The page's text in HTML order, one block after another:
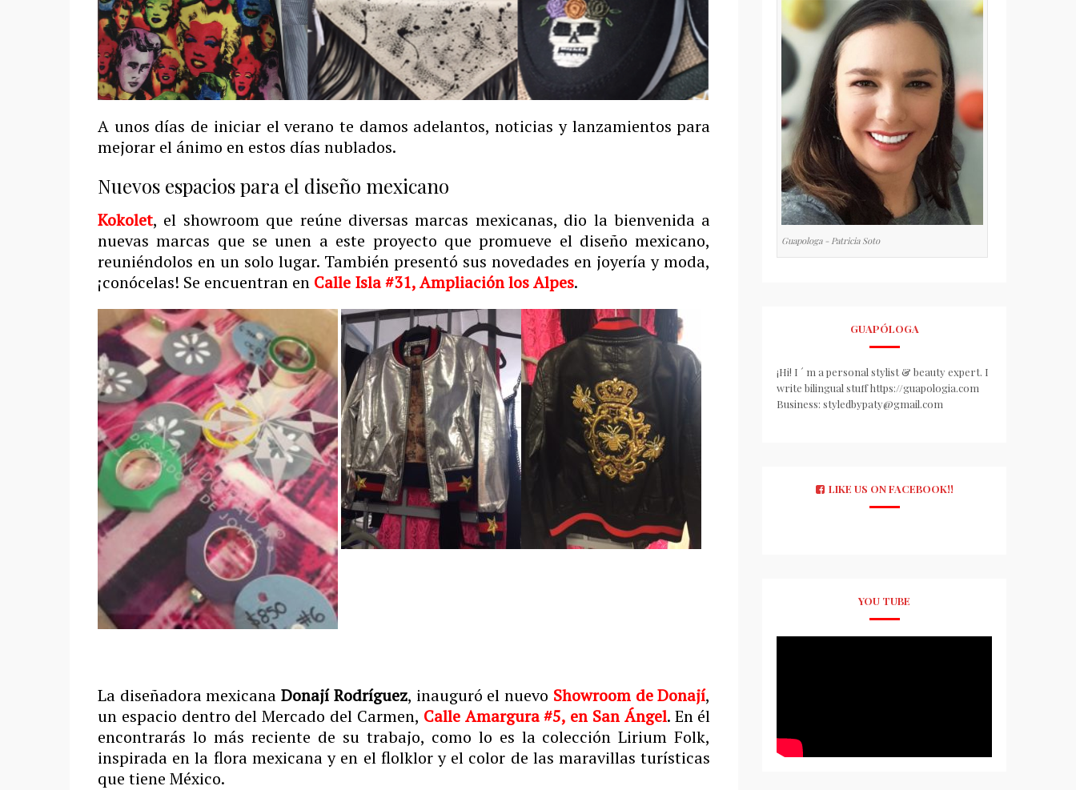
A unos días de iniciar el verano te damos adelantos, noticias y lanzamientos para
mejorar el ánimo en estos días nublados.
Nuevos espacios para el diseño mexicano
Kokolet, el showroom que reúne diversas marcas mexicanas, dio la bienvenida a
nuevas marcas que se unen a este proyecto que promueve el diseño mexicano,
reuniéndolos en un solo lugar. También presentó sus novedades en joyería y moda,
¡conócelas! Se encuentran en Calle Isla #31, Ampliación los Alpes.
La diseñadora mexicanaDonají Rodríguez, inauguró el nuevo Showroom de Donají,
un espacio dentro del Mercado del Carmen, Calle Amargura #5, en San Ángel. En él
encontrarás lo más reciente de su trabajo, como lo es la colección Lirium Folk,
inspirada en la flora mexicana y en el flolklor y el color de las maravillas turísticas
que tiene México.
Guapologa - Patricia Soto
GUAPÓLOGA
¡Hi! I ´ m a personal stylist & beauty expert. I
write bilingual stuff https://guapologia.com
Business: styledbypaty@gmail.com
LIKE US ON FACEBOOK!!
YOU TUBE